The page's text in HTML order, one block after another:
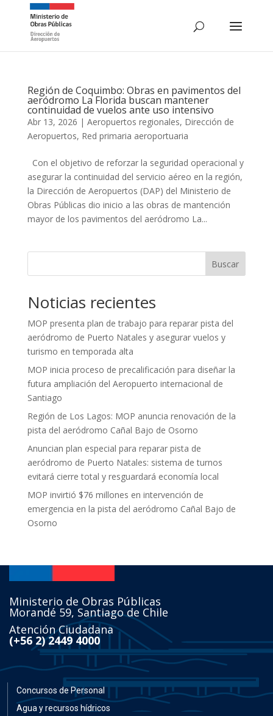
Región de Coquimbo: Obras en pavimentos del
aeródromo La Florida buscan mantener
continuidad de vuelos ante uso intensivo
Abr 13, 2026 | Aeropuertos regionales, Dirección de
Aeropuertos, Red primaria aeroportuaria
Con el objetivo de reforzar la seguridad operacional y
asegurar la continuidad del servicio aéreo en la región,
la Dirección de Aeropuertos (DAP) del Ministerio de
Obras Públicas dio inicio a las obras de mantención
mayor de los pavimentos del aeródromo La...
Buscar
Noticias recientes
MOP presenta plan de trabajo para reparar pista del
aeródromo de Puerto Natales y asegurar vuelos y
turismo en temporada alta
MOP inicia proceso de precalificación para diseñar la
futura ampliación del Aeropuerto internacional de
Santiago
Región de Los Lagos: MOP anuncia renovación de la
pista del aeródromo Cañal Bajo de Osorno
Anuncian plan especial para reparar pista de
aeródromo de Puerto Natales: sistema de turnos
evitará cierre total y resguardará economía local
MOP invirtió $76 millones en intervención de
emergencia en la pista del aeródromo Cañal Bajo de
Osorno
Ministerio de Obras Públicas
Morandé 59, Santiago de Chile
Atención Ciudadana
(+56 2) 2449 4000
Concursos de Personal
Agua y recursos hídricos